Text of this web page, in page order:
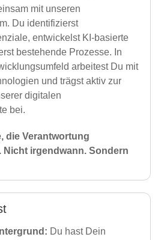
mit unseren
Du identifizierst
entwickelst KI-basierte
bestehende Prozesse. In
arbeitest Du mit
und trägst aktiv zur
digitalen
bei.
die Verantwortung
Nicht irgendwann. Sondern
Du hast Dein